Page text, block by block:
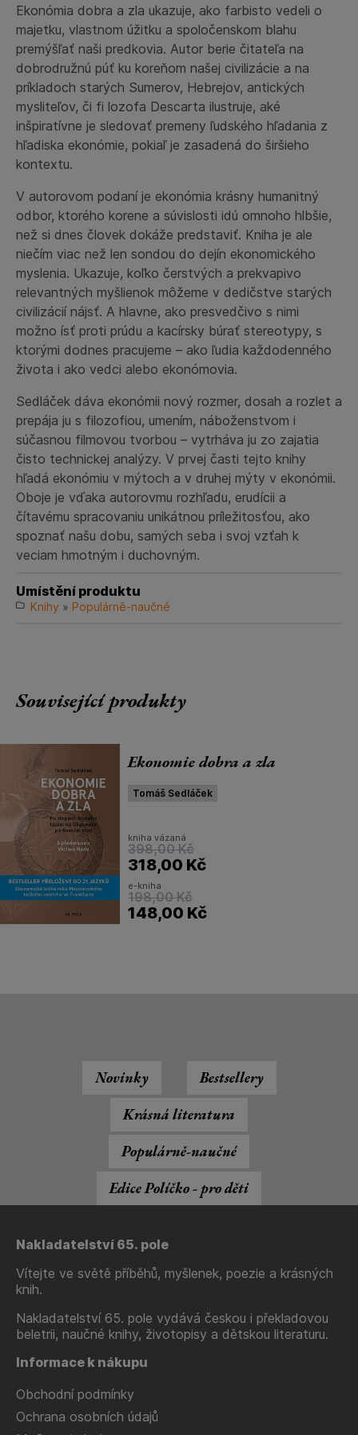
Ekonómia dobra a zla ukazuje, ako farbisto vedeli o
majetku, vlastnom úžitku a spoločenskom blahu
premýšľať naši predkovia. Autor berie čitateľa na
dobrodružnú púť ku koreňom našej civilizácie a na
príkladoch starých Sumerov, Hebrejov, antických
mysliteľov, či fi lozofa Descarta ilustruje, aké
inšpiratívne je sledovať premeny ľudského hľadania z
hľadiska ekonómie, pokiaľ je zasadená do širšieho
kontextu.
V autorovom podaní je ekonómia krásny humanitný
odbor, ktorého korene a súvislosti idú omnoho hlbšie,
než si dnes človek dokáže predstaviť. Kniha je ale
niečím viac než len sondou do dejín ekonomického
myslenia. Ukazuje, koľko čerstvých a prekvapivo
relevantných myšlienok môžeme v dedičstve starých
civilizácií nájsť. A hlavne, ako presvedčivo s nimi
možno ísť proti prúdu a kacírsky búrať stereotypy, s
ktorými dodnes pracujeme – ako ľudia každodenného
života i ako vedci alebo ekonómovia.
Sedláček dáva ekonómii nový rozmer, dosah a rozlet a
prepája ju s filozofiou, umením, náboženstvom i
súčasnou filmovou tvorbou – vytrháva ju zo zajatia
čisto technickej analýzy. V prvej časti tejto knihy
hľadá ekonómiu v mýtoch a v druhej mýty v ekonómii.
Oboje je vďaka autorovmu rozhľadu, erudícii a
čítavému spracovaniu unikátnou príležitosťou, ako
spoznať našu dobu, samých seba i svoj vzťah k
veciam hmotným i duchovným.
Umístění produktu
Knihy » Populárně-naučné
Související produkty
Ekonomie dobra a zla
Tomáš Sedláček
kniha vázaná
398,00 Kč
318,00 Kč
e-kniha
198,00 Kč
148,00 Kč
Novinky
Bestsellery
Krásná literatura
Populárně-naučné
Edice Políčko - pro děti
Nakladatelství 65. pole
Vítejte ve světě příběhů, myšlenek, poezie a krásných
knih.
Nakladatelství 65. pole vydává českou i překladovou
beletrii, naučné knihy, životopisy a dětskou literaturu.
Informace k nákupu
Obchodní podmínky
Ochrana osobních údajů